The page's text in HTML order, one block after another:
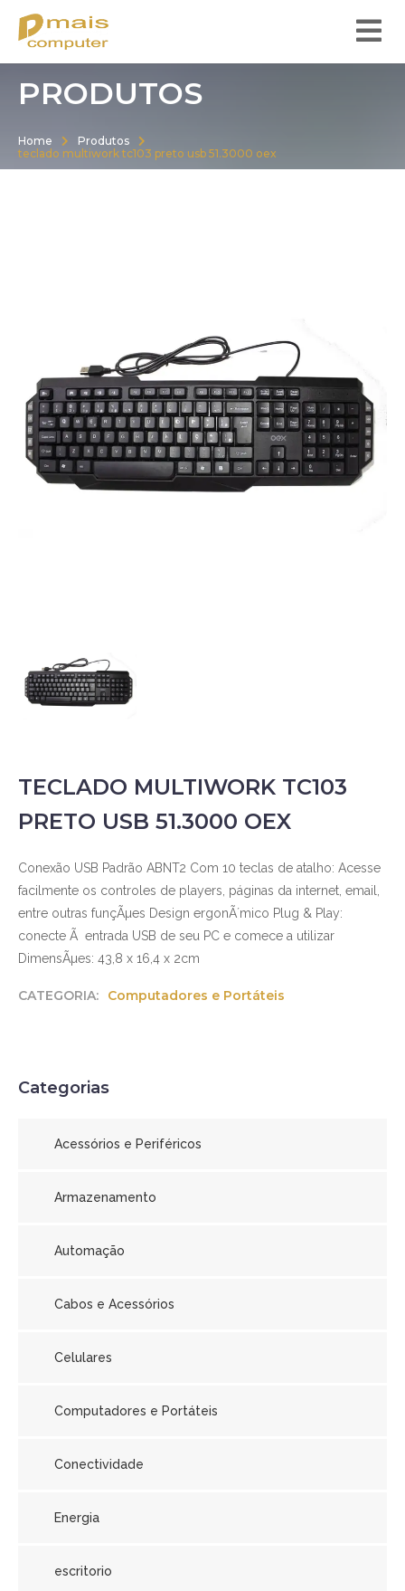
PRODUTOS
Home
Produtos
teclado multiwork tc103 preto usb 51.3000 oex
TECLADO MULTIWORK TC103
PRETO USB 51.3000 OEX
Conexão USB Padrão ABNT2 Com 10 teclas de atalho: Acesse
facilmente os controles de players, páginas da internet, email,
entre outras funçÃµes Design ergonÃ´mico Plug & Play:
conecte Ã entrada USB de seu PC e comece a utilizar
DimensÃµes: 43,8 x 16,4 x 2cm
CATEGORIA: Computadores e Portáteis
Categorias
Acessórios e Periféricos
Armazenamento
Automação
Cabos e Acessórios
Celulares
Computadores e Portáteis
Conectividade
Energia
escritorio